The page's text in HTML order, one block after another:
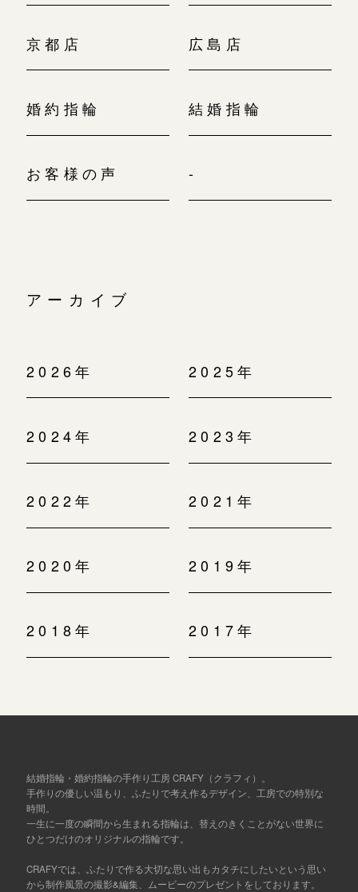
京都店 広島店
婚約指輪 結婚指輪
お客様の声 -
アーカイブ
2026年 2025年
2024年 2023年
2022年 2021年
2020年 2019年
2018年 2017年
結婚指輪・婚約指輪の手作り工房 CRAFY（クラフィ）。
手作りの優しい温もり、ふたりで考え作るデザイン、工房での特別な
時間。
一生に一度の瞬間から生まれる指輪は、替えのきくことがない世界に
ひとつだけのオリジナルの指輪です。
CRAFYでは、ふたりで作る大切な思い出もカタチにしたいという思い
から制作風景の撮影&編集、ムービーのプレゼントをしております。